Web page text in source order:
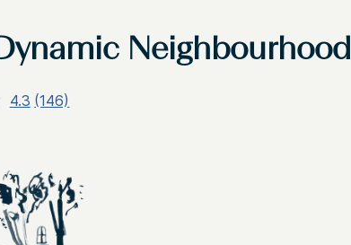
Neighbourhood
4.3 阅
论.
同
一
页
面
(146)